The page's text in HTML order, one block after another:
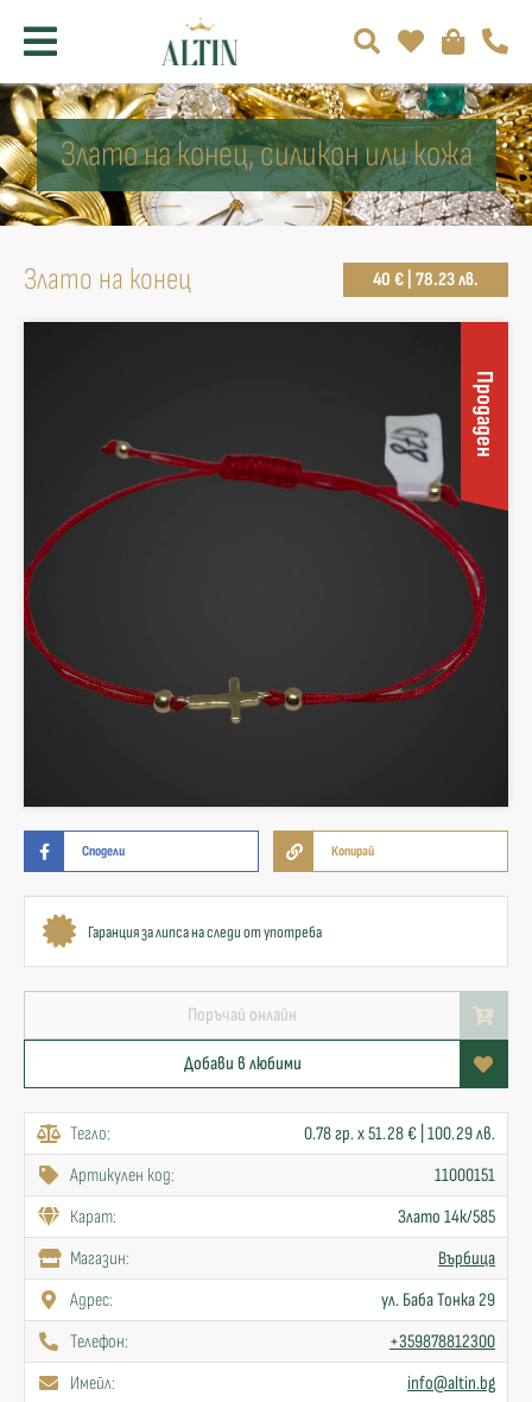
Злато на конец, силикон или кожа
Злато на конец 40 € | 78.23 лв.
Продаден
Сподели Копирай
Гаранция за липса на следи от употреба
Поръчай онлайн
Добави в любими
Тегло:
0.78 гр. x 51.28 € | 100.29 лв.
Артикулен код:
11000151
Карат:
Злато 14к/585
Mагазин:
Върбица
Адрес:
ул. Баба Тонка 29
Телефон:
+359878812300
Имейл:
info@altin.bg